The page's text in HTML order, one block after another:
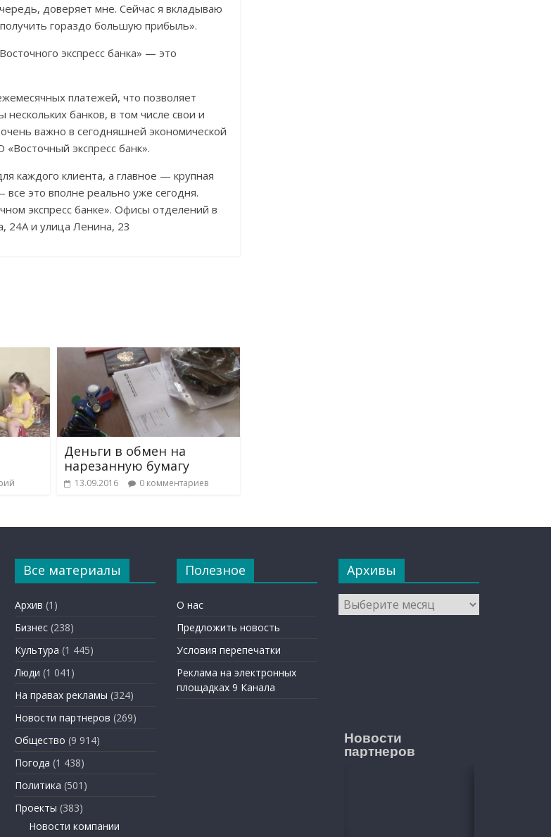
доверяет мне. Сейчас я вкладываю
гораздо большую прибыль».
экспресс банка» — это
платежей, что позволяет
банков, в том числе свои и
важно в сегодняшней экономической
экспресс банк».
каждого клиента, а главное — крупная
это вполне реально уже сегодня.
экспресс банке». Офисы отделений в
24А и улица Ленина, 23
Деньги в обмен на
нарезанную бумагу
13.09.2016 0 комментариев
Все материалы
Архив (1)
Бизнес (238)
Культура (1 445)
Люди (1 041)
На правах рекламы (324)
Новости партнеров (269)
Общество (9 914)
Погода (1 438)
Политика (501)
Проекты (383)
Новости компании
Полезное
О нас
Предложить новость
Условия перепечатки
Реклама на электронных
площадках 9 Канала
Архивы
Архивы
Новости
партнеров